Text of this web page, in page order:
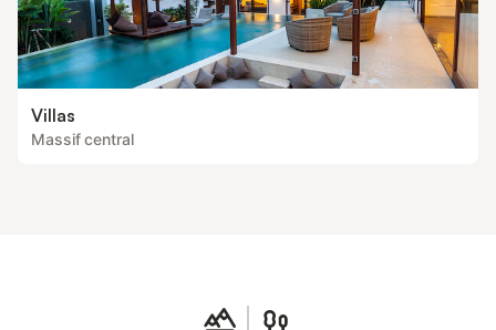
Villas
Massif central